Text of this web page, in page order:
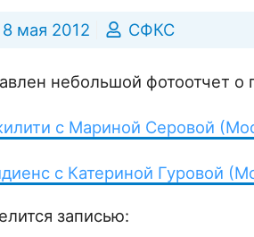
8 мая 2012 СФКС
небольшой фотоотчет о
с Мариной Серовой
с Катериной Гуровой
записью: